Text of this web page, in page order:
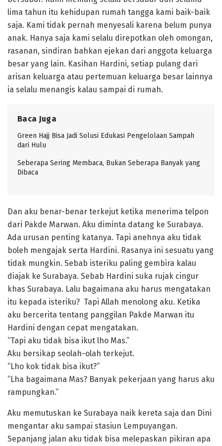
lima tahun itu kehidupan rumah tangga kami baik-baik
saja. Kami tidak pernah menyesali karena belum punya
anak. Hanya saja kami selalu direpotkan oleh omongan,
rasanan, sindiran bahkan ejekan dari anggota keluarga
besar yang lain. Kasihan Hardini, setiap pulang dari
arisan keluarga atau pertemuan keluarga besar lainnya
ia selalu menangis kalau sampai di rumah.
Baca Juga
Green Hajj Bisa Jadi Solusi Edukasi Pengelolaan Sampah
dari Hulu
Seberapa Sering Membaca, Bukan Seberapa Banyak yang
Dibaca
Dan aku benar-benar terkejut ketika menerima telpon
dari Pakde Marwan. Aku diminta datang ke Surabaya.
Ada urusan penting katanya. Tapi anehnya aku tidak
boleh mengajak serta Hardini. Rasanya ini sesuatu yang
tidak mungkin. Sebab isteriku paling gembira kalau
diajak ke Surabaya. Sebab Hardini suka rujak cingur
khas Surabaya. Lalu bagaimana aku harus mengatakan
itu kepada isteriku? Tapi Allah menolong aku. Ketika
aku bercerita tentang panggilan Pakde Marwan itu
Hardini dengan cepat mengatakan.
“Tapi aku tidak bisa ikut lho Mas.”
Aku bersikap seolah-olah terkejut.
“Lho kok tidak bisa ikut?”
“Lha bagaimana Mas? Banyak pekerjaan yang harus aku
rampungkan.”
Aku memutuskan ke Surabaya naik kereta saja dan Dini
mengantar aku sampai stasiun Lempuyangan.
Sepanjang jalan aku tidak bisa melepaskan pikiran apa